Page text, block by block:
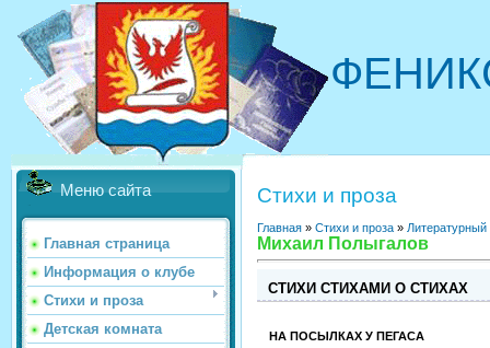
Меню сайта
Главная страница
Информация о клубе
Стихи и проза
Детская комната
Стихи и проза
Главная » Стихи и проза »
Михаил Полыгалов
СТИХИ СТИХАМИ О СТИХАХ
НА ПОСЫЛКАХ У ПЕГАСА